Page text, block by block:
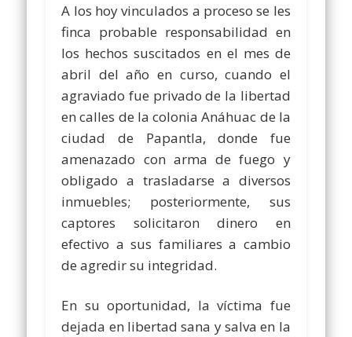
A los hoy vinculados a proceso se les
finca probable responsabilidad en
los hechos suscitados en el mes de
abril del año en curso, cuando el
agraviado fue privado de la libertad
en calles de la colonia Anáhuac de la
ciudad de Papantla, donde fue
amenazado con arma de fuego y
obligado a trasladarse a diversos
inmuebles; posteriormente, sus
captores solicitaron dinero en
efectivo a sus familiares a cambio
de agredir su integridad.
En su oportunidad, la víctima fue
dejada en libertad sana y salva en la